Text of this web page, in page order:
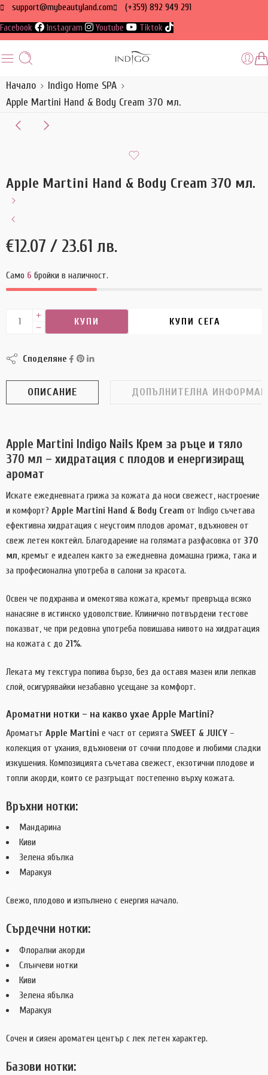
support@mybeautyland.com
(+359) 892 949 291
Facebook
Instagram Youtube Tiktok
Начало
Indigo Home SPA
Apple Martini Hand & Body Cream 370 мл.
Apple Martini Hand & Body Cream 370 мл.
€12.07 / 23.61 лв.
Само 6 бройки в наличност.
КУПИ КУПИ СЕГА
Споделяне
ОПИСАНИЕ ДОПЪЛНИТЕЛНА
Apple Martini Indigo Nails Крем за ръце и тяло
370 мл – хидратация с плодов и енергизиращ
аромат
Искате ежедневната грижа за кожата да носи свежест, настроение
и комфорт? Apple Martini Hand & Body Cream от Indigo съчетава
ефективна хидратация с неустоим плодов аромат, вдъхновен от
свеж летен коктейл. Благодарение на голямата разфасовка от 370
мл, кремът е идеален както за ежедневна домашна грижа, така и
за професионална употреба в салони за красота.
Освен че подхранва и омекотява кожата, кремът превръща всяко
нанасяне в истинско удоволствие. Клинично потвърдени тестове
показват, че при редовна употреба повишава нивото на хидратация
на кожата с до 21%.
Леката му текстура попива бързо, без да оставя мазен или лепкав
слой, осигурявайки незабавно усещане за комфорт.
Ароматни нотки – на какво ухае Apple Martini?
Ароматът Apple Martini е част от серията SWEET & JUICY –
колекция от ухания, вдъхновени от сочни плодове и любими сладки
изкушения. Композицията съчетава свежест, екзотични плодове и
топли акорди, които се разгръщат постепенно върху кожата.
Връхни нотки:
Мандарина
Киви
Зелена ябълка
Маракуя
Свежо, плодово и изпълнено с енергия начало.
Сърдечни нотки:
Флорални акорди
Слънчеви нотки
Киви
Зелена ябълка
Маракуя
Сочен и сияен ароматен център с лек летен характер.
Базови нотки: